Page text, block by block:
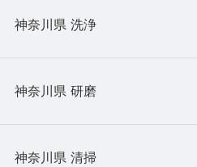
神奈川県 洗浄
神奈川県 研磨
神奈川県 清掃